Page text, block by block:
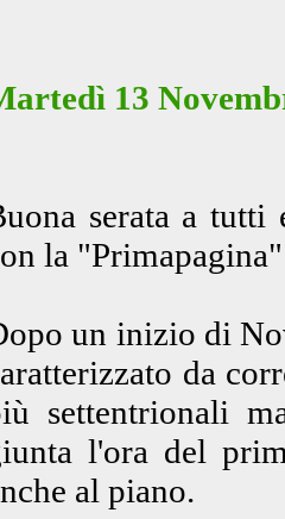
13
serata a
la
un inizio di
da
settentrionali
l'ora del
al piano.